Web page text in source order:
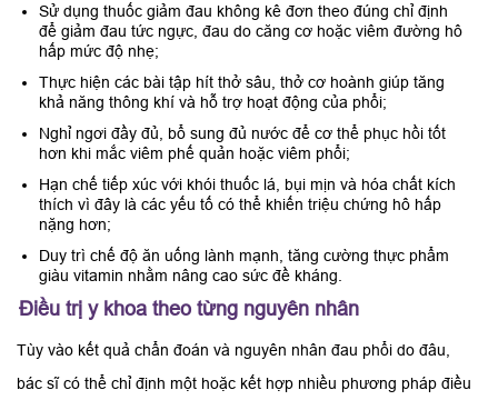
Sử dụng thuốc giảm đau không kê đơn theo đúng chỉ định
để giảm đau tức ngực, đau do căng cơ hoặc viêm đường hô
hấp mức độ nhẹ;
Thực hiện các bài tập hít thở sâu, thở cơ hoành giúp tăng
khả năng thông khí và hỗ trợ hoạt động của phổi;
Nghỉ ngơi đầy đủ, bổ sung đủ nước để cơ thể phục hồi tốt
hơn khi mắc viêm phế quản hoặc viêm phổi;
Hạn chế tiếp xúc với khói thuốc lá, bụi mịn và hóa chất kích
thích vì đây là các yếu tố có thể khiến triệu chứng hô hấp
nặng hơn;
Duy trì chế độ ăn uống lành mạnh, tăng cường thực phẩm
giàu vitamin nhằm nâng cao sức đề kháng.
Điều trị y khoa theo từng nguyên nhân
Tùy vào kết quả chẩn đoán và nguyên nhân đau phổi do đâu,
bác sĩ có thể chỉ định một hoặc kết hợp nhiều phương pháp điều